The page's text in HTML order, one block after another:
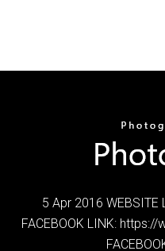
5 Apr 2016
FACEBOOK LINK: